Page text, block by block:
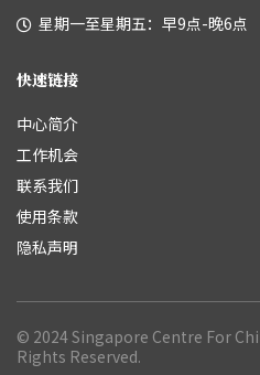
星期一至星期五：早9点-晚6点
快速链接
中心简介
工作机会
联系我们
使用条款
隐私声明
© 2024 Singapore Centre For
Rights Reserved.